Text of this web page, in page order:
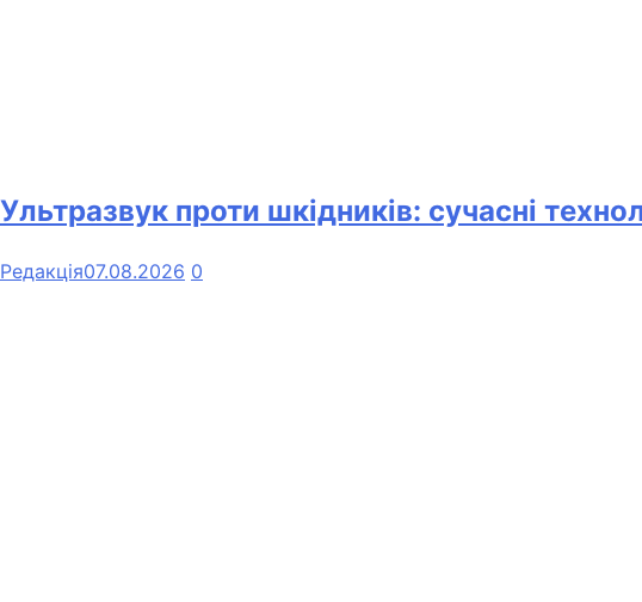
Ультразвук проти шкідників: сучасні
Редакція07.08.2026 0